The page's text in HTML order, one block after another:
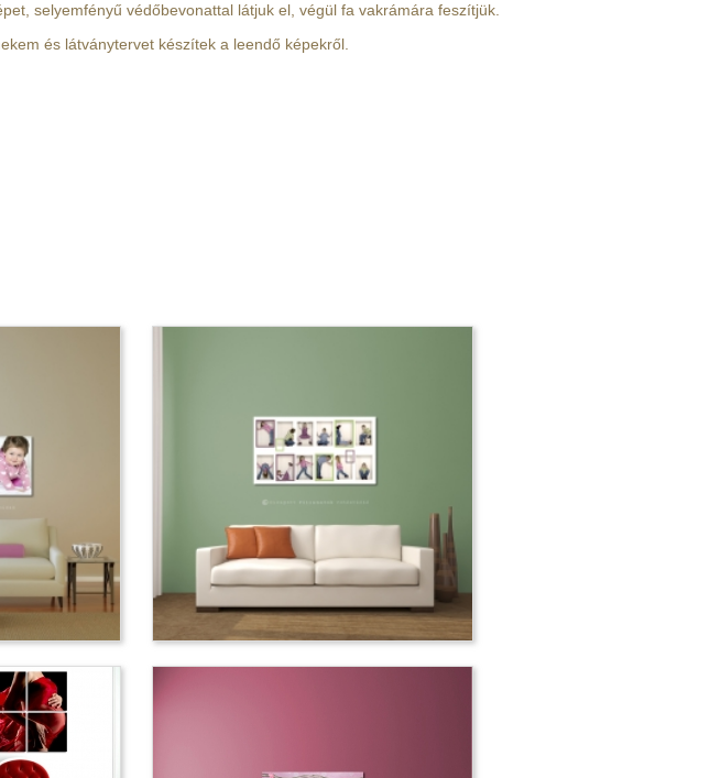
selyemfényű védőbevonattal látjuk el, végül fa vakrámára feszítjük.
és látványtervet készítek a leendő képekről.